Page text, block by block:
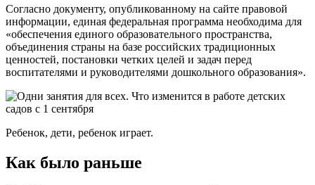
Согласно документу, опубликованному на сайте правовой
информации, единая федеральная программа необходима для
«обеспечения единого образовательного пространства,
объединения страны на базе российских традиционных
ценностей, постановки четких целей и задач перед
воспитателями и руководителями дошкольного образования».
Ребенок, дети, ребенок играет.
Как было раньше